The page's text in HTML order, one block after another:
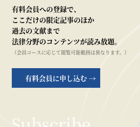
有料会員への登録で、
ここだけの限定記事のほか
過去の文献まで
法律分野のコンテンツが読み放題。
（会員コースに応じて閲覧可能範囲は異なります。）
有料会員に申し込む →